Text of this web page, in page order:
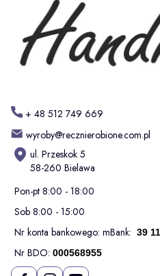
+ 48 512 749 669
wyroby@recznierobione.com.pl
ul. Przeskok 5
58-260 Bielawa
Pon-pt 8:00 - 18:00
Sob 8:00 - 15:00
Nr konta bankowego: mBank: 39
Nr BDO: 000568955